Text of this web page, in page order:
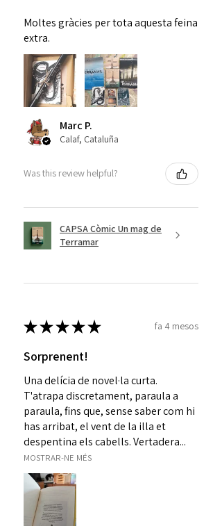
Moltes gràcies per tota aquesta feina
extra.
Marc P.
Calaf, Cataluña
Was this review helpful?
CAPSA Còmic Un mag de
Terramar
★★★★★ fa 4 mesos
Sorprenent!
Una delícia de novel·la curta.
T'atrapa discretament, paraula a
paraula, fins que, sense saber com hi
has arribat, el vent de la illa et
despentina els cabells. Vertadera...
MOSTRAR-NE MÉS